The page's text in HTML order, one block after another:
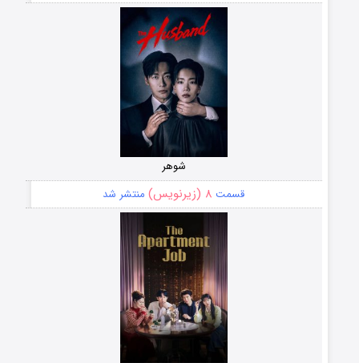
شوهر
قسمت ۸ (زیرنویس) منتشر شد